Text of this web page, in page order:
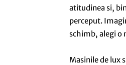
atitudinea si,
perceput.
schimb, alegi o
Masinile de lux